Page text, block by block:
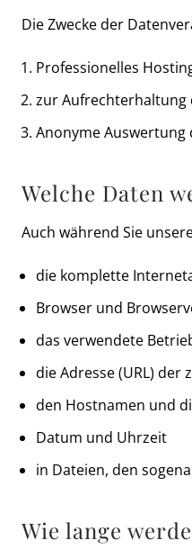
Die Zwecke der
Professionelles
zur Aufrechterhaltung
Anonyme Auswertung
Welche Daten
Auch während Sie
die komplette
Browser und
das verwendete
die Adresse (URL) der
den Hostnamen und
Datum und Uhrzeit
in Dateien, den
Wie lange